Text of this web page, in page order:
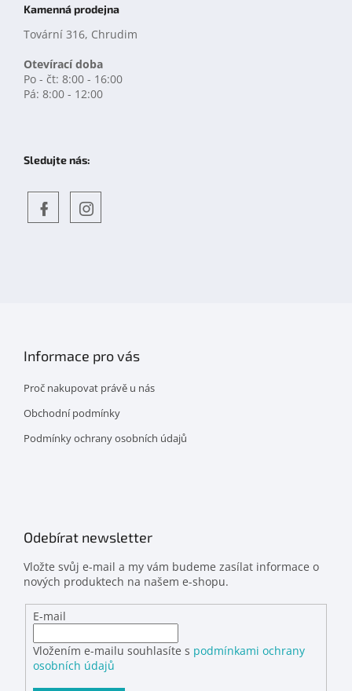
Kamenná prodejna
Tovární 316, Chrudim
Otevírací doba
Po - čt: 8:00 - 16:00
Pá: 8:00 - 12:00
Sledujte nás:
Informace pro vás
Proč nakupovat právě u nás
Obchodní podmínky
Podmínky ochrany osobních údajů
Odebírat newsletter
Vložte svůj e-mail a my vám budeme zasílat informace o
nových produktech na našem e-shopu.
E-mail
Vložením e-mailu souhlasíte s podmínkami ochrany
osobních údajů